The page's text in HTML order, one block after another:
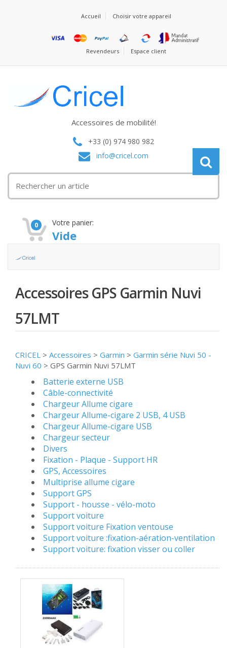
Accueil Choisir votre appareil
Revendeurs Espace client
Accessoires de mobilité!
+33 (0) 974 980 982
info@cricel.com
0 Votre panier:
Vide
Accessoires GPS Garmin Nuvi
57LMT
CRICEL > Accessoires > Garmin > Garmin série Nuvi 50 -
Nuvi 60 > GPS Garmin Nuvi 57LMT
Batterie externe USB
Câble-connectivité
Chargeur Allume cigare
Chargeur Allume-cigare 2 USB, 4 USB
Chargeur Allume-cigare USB
Chargeur secteur
Divers
Fixation - Plaque - Support HR
GPS, Accessoires
Multiprise allume cigare
Support GPS
Support - housse - vélo-moto
Support voiture
Support voiture Fixation ventouse
Support voiture :fixation-aération-ventilation
Support voiture: fixation visser ou coller